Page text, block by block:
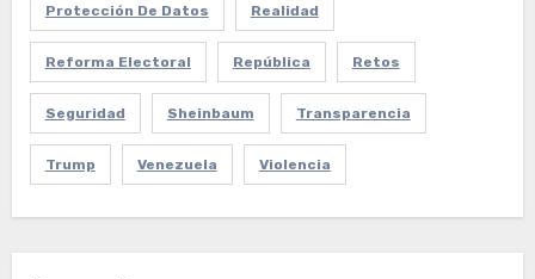
Protección De Datos Realidad
Reforma Electoral República Retos
Seguridad Sheinbaum Transparencia
Trump Venezuela Violencia